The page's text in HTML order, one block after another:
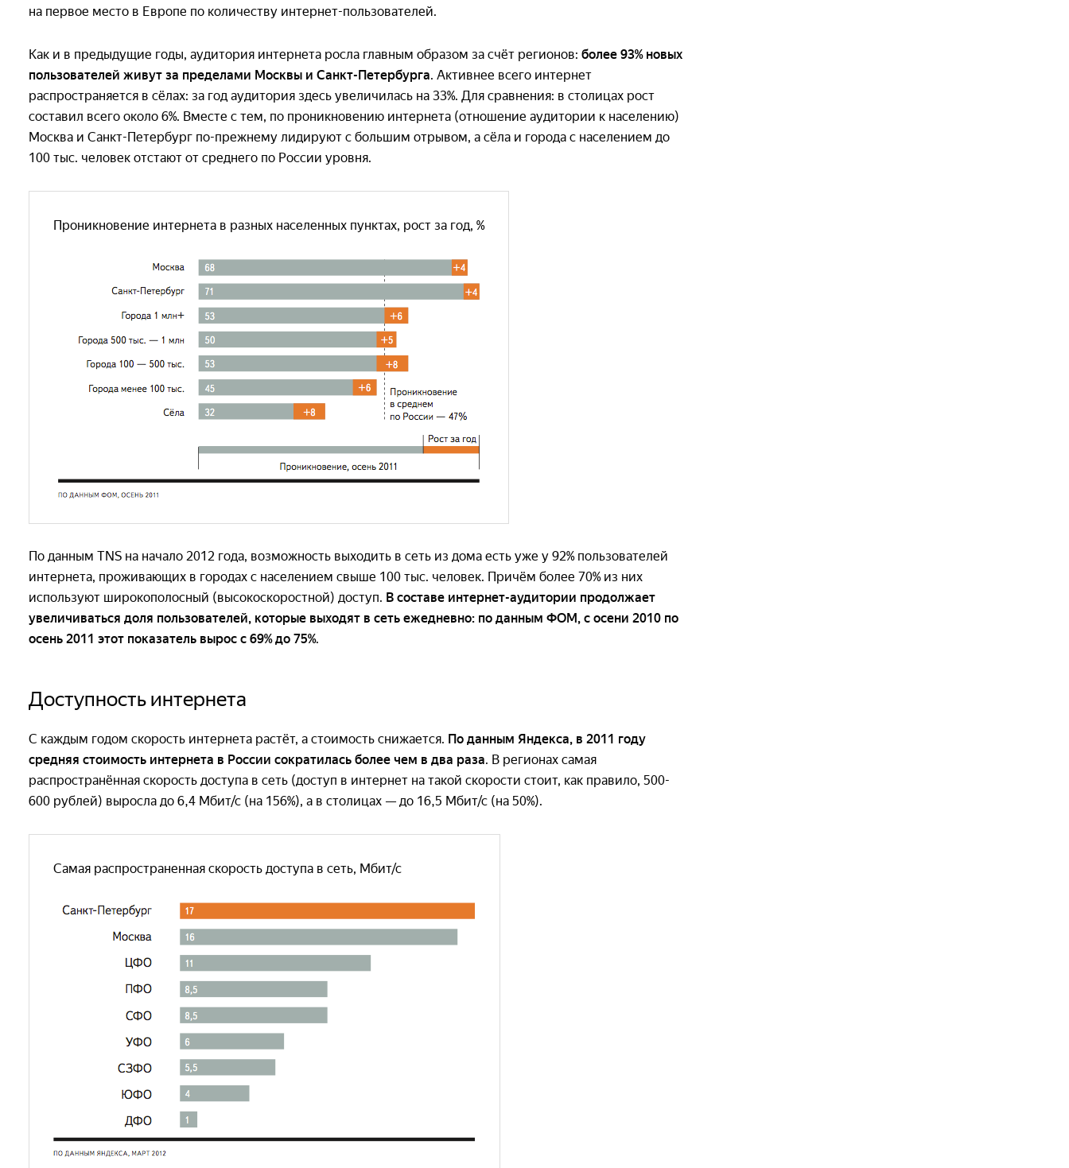
на первое место в Европе по количеству интернет-пользователей.
Как и в предыдущие годы, аудитория интернета росла главным образом за счёт регионов: более 93% новых
пользователей живут за пределами Москвы и Санкт-Петербурга. Активнее всего интернет
распространяется в сёлах: за год аудитория здесь увеличилась на 33%. Для сравнения: в столицах рост
составил всего около 6%. Вместе с тем, по проникновению интернета (отношение аудитории к населению)
Москва и Санкт-Петербург по-прежнему лидируют с большим отрывом, а сёла и города с населением до
100 тыс. человек отстают от среднего по России уровня.
Проникновение интернета в разных населенных пунктах, рост за год, %
По данным TNS на начало 2012 года, возможность выходить в сеть из дома есть уже у 92% пользователей
интернета, проживающих в городах с населением свыше 100 тыс. человек. Причём более 70% из них
используют широкополосный (высокоскоростной) доступ. В составе интернет-аудитории продолжает
увеличиваться доля пользователей, которые выходят в сеть ежедневно: по данным ФОМ, с осени 2010 по
осень 2011 этот показатель вырос с 69% до 75%.
Доступность интернета
С каждым годом скорость интернета растёт, а стоимость снижается. По данным Яндекса, в 2011 году
средняя стоимость интернета в России сократилась более чем в два раза. В регионах самая
распространённая скорость доступа в сеть (доступ в интернет на такой скорости стоит, как правило, 500-
600 рублей) выросла до 6,4 Мбит/с (на 156%), а в столицах — до 16,5 Мбит/с (на 50%).
Самая распространенная скорость доступа в сеть, Мбит/с